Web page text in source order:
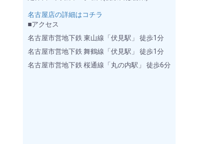
名古屋店の詳細はコチラ
■アクセス
名古屋市営地下鉄 東山線「伏見駅」 徒歩1分
名古屋市営地下鉄 舞鶴線「伏見駅」 徒歩1分
名古屋市営地下鉄 桜通線「丸の内駅」 徒歩6分